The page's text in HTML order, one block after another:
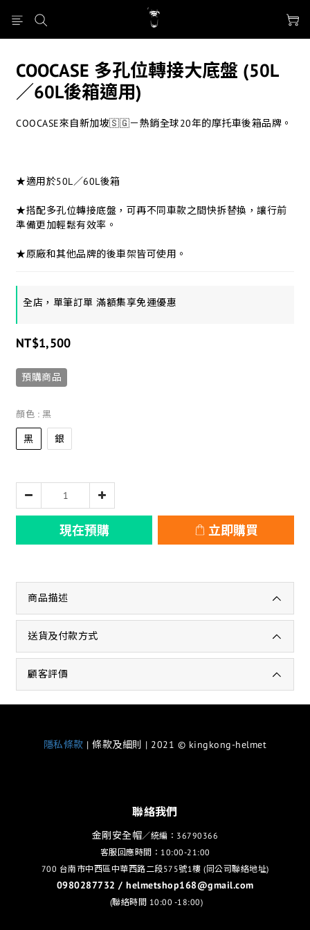
COOCASE 多孔位轉接大底盤 (50L
／60L後箱適用)
COOCASE來自新加坡🇸🇬－熱銷全球20年的摩托車後箱品牌。
★適用於50L／60L後箱
★搭配多孔位轉接底盤，可再不同車款之間快拆替換，讓行前
準備更加輕鬆有效率。
★原廠和其他品牌的後車架皆可使用。
全店，單筆訂單 滿額集享免運優惠
NT$1,500
預購商品
顏色 : 黑
黑 銀
現在預購 立即購買
商品描述
送貨及付款方式
顧客評價
隱私條款 | 條款及細則 | 2021 © kingkong-helmet
聯絡我們
金剛安全帽／統編：36790366
客服回應時間：10:00-21:00
700 台南市中西區中華西路二段575號1樓 (同公司聯絡地址)
0980287732 / helmetshop168@gmail.com
(聯絡時間 10:00 -18:00)